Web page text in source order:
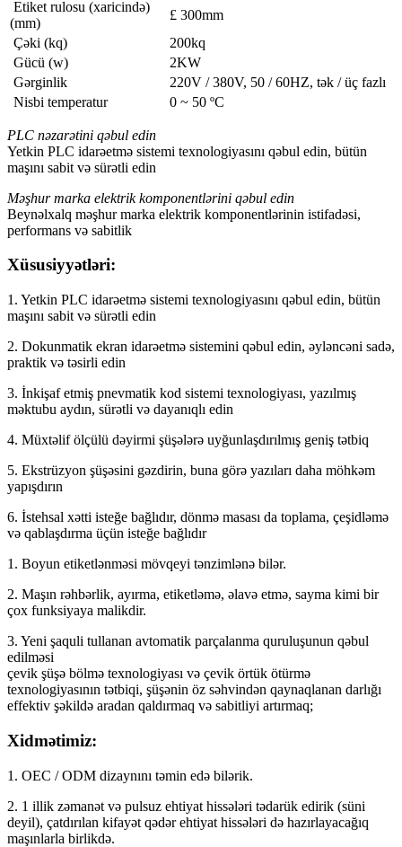
Etiket rulosu (xaricində)
(mm)
£ 300mm
Çəki (kq)
200kq
Gücü (w)
2KW
Gərginlik
220V / 380V, 50 / 60HZ, tək / üç fazlı
Nisbi temperatur
0 ~ 50 ºC
PLC nəzarətini qəbul edin
Yetkin PLC idarəetmə sistemi texnologiyasını qəbul edin, bütün
maşını sabit və sürətli edin
Məşhur marka elektrik komponentlərini qəbul edin
Beynəlxalq məşhur marka elektrik komponentlərinin istifadəsi,
performans və sabitlik
Xüsusiyyətləri:
1. Yetkin PLC idarəetmə sistemi texnologiyasını qəbul edin, bütün
maşını sabit və sürətli edin
2. Dokunmatik ekran idarəetmə sistemini qəbul edin, əyləncəni sadə,
praktik və təsirli edin
3. İnkişaf etmiş pnevmatik kod sistemi texnologiyası, yazılmış
məktubu aydın, sürətli və dayanıqlı edin
4. Müxtəlif ölçülü dəyirmi şüşələrə uyğunlaşdırılmış geniş tətbiq
5. Ekstrüzyon şüşəsini gəzdirin, buna görə yazıları daha möhkəm
yapışdırın
6. İstehsal xətti isteğe bağlıdır, dönmə masası da toplama, çeşidləmə
və qablaşdırma üçün isteğe bağlıdır
1. Boyun etiketlənməsi mövqeyi tənzimlənə bilər.
2. Maşın rəhbərlik, ayırma, etiketləmə, əlavə etmə, sayma kimi bir
çox funksiyaya malikdir.
3. Yeni şaquli tullanan avtomatik parçalanma quruluşunun qəbul
edilməsi
çevik şüşə bölmə texnologiyası və çevik örtük ötürmə
texnologiyasının tətbiqi, şüşənin öz səhvindən qaynaqlanan darlığı
effektiv şəkildə aradan qaldırmaq və sabitliyi artırmaq;
Xidmətimiz:
1. OEC / ODM dizaynını təmin edə bilərik.
2. 1 illik zəmanət və pulsuz ehtiyat hissələri tədarük edirik (süni
deyil), çatdırılan kifayət qədər ehtiyat hissələri də hazırlayacağıq
maşınlarla birlikdə.